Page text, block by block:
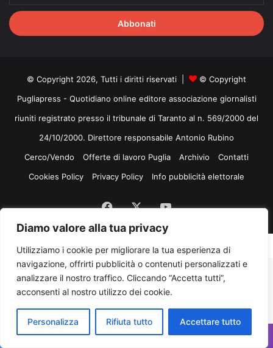
Diamo valore alla tua privacy
Utilizziamo i cookie per migliorare la tua esperienza di
navigazione, offrirti pubblicità o contenuti personalizzati e
analizzare il nostro traffico. Cliccando “Accetta tutti”,
acconsenti al nostro utilizzo dei cookie.
Personalizza Rifiuta tutto Accettare tutto
tuo
indirizzo
mail
© Copyright 2026, Tutti i diritti riservati |
© Copyright
Pugliapress - Quotidiano online editore associazione giornalisti
riuniti registrato presso il tribunale di Taranto al n. 569/2000 del
24/10/2000. Direttore responsabile Antonio Rubino
Cerco/Vendo
Offerte di lavoro Puglia Archivio
Contatti
Cookies Policy
Privacy Policy Info pubblicità elettorale
Facebook
X You